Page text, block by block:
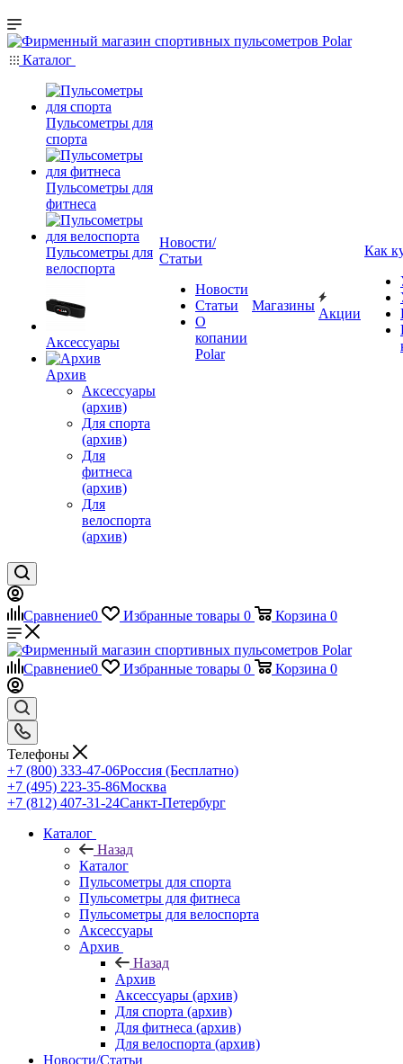
Каталог
Пульсометры для
спорта
Пульсометры для
фитнеса
Пульсометры для
велоспорта
Аксессуары
Архив
Аксессуары
(архив)
Для спорта
(архив)
Для
фитнеса
(архив)
Для
велоспорта
(архив)
Новости/
Статьи
Новости
Статьи
О
копании
Polar
Магазины
Акции
Как
Сравнение0 Избранные товары 0 Корзина 0
Сравнение0 Избранные товары 0 Корзина 0
Телефоны
+7 (800) 333-47-06Россия (Бесплатно)
+7 (495) 223-35-86Москва
+7 (812) 407-31-24Санкт-Петербург
Каталог
Назад
Каталог
Пульсометры для спорта
Пульсометры для фитнеса
Пульсометры для велоспорта
Аксессуары
Архив
Назад
Архив
Аксессуары (архив)
Для спорта (архив)
Для фитнеса (архив)
Для велоспорта (архив)
Новости/Статьи